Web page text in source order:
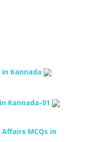
Kannada
Kannada-01
MCQs in